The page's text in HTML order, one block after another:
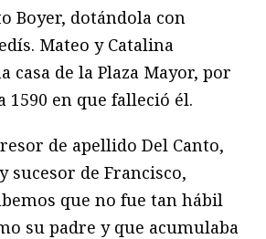
Boyer, dotándola con
Mateo y Catalina
casa de la Plaza Mayor, por
1590 en que falleció él.
de apellido Del Canto,
sucesor de Francisco,
que no fue tan hábil
su padre y que acumulaba